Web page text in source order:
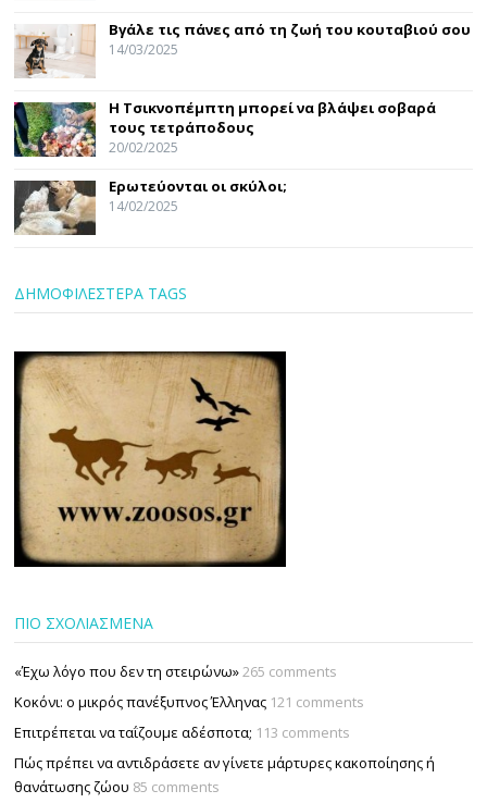
Βγάλε τις πάνες από τη ζωή του κουταβιού σου
14/03/2025
Η Τσικνοπέμπτη μπορεί να βλάψει σοβαρά
τους τετράποδους
20/02/2025
Ερωτεύονται οι σκύλοι;
14/02/2025
ΔΗΜΟΦΙΛΕΣΤΕΡΑ TAGS
ΠΙΟ ΣΧΟΛΙΑΣΜΕΝΑ
«Έχω λόγο που δεν τη στειρώνω»265 comments
Κοκόνι: ο μικρός πανέξυπνος Έλληνας 121 comments
Επιτρέπεται να ταΐζουµε αδέσποτα; 113 comments
Πώς πρέπει να αντιδράσετε αν γίνετε μάρτυρες κακοποίησης ή
θανάτωσης ζώου 85 comments